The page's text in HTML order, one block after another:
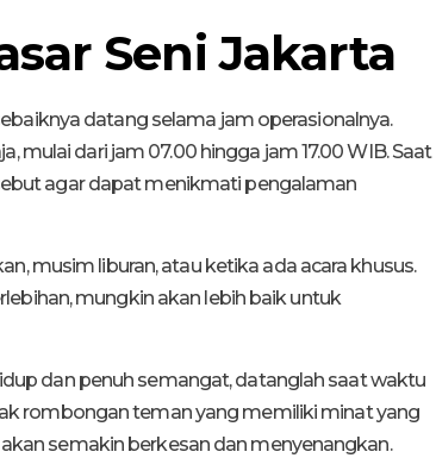
Seni Jakarta
datang selama jam operasionalnya.
mulai dari jam 07.00 hingga jam 17.00 WIB. Saat
agar dapat menikmati pengalaman
musim liburan, atau ketika ada acara khusus.
mungkin akan lebih baik untuk
dan penuh semangat, datanglah saat waktu
rombongan teman yang memiliki minat yang
semakin berkesan dan menyenangkan.